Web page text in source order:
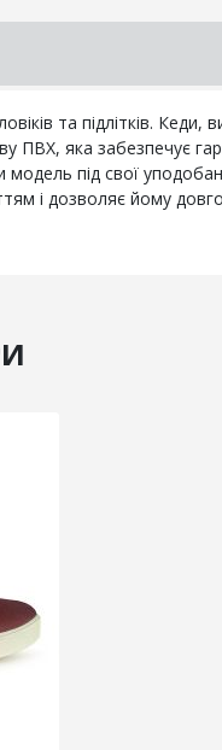
та підлітків. Кеди,
ПВХ, яка забезпечує
модель під свої
і дозволяє йому